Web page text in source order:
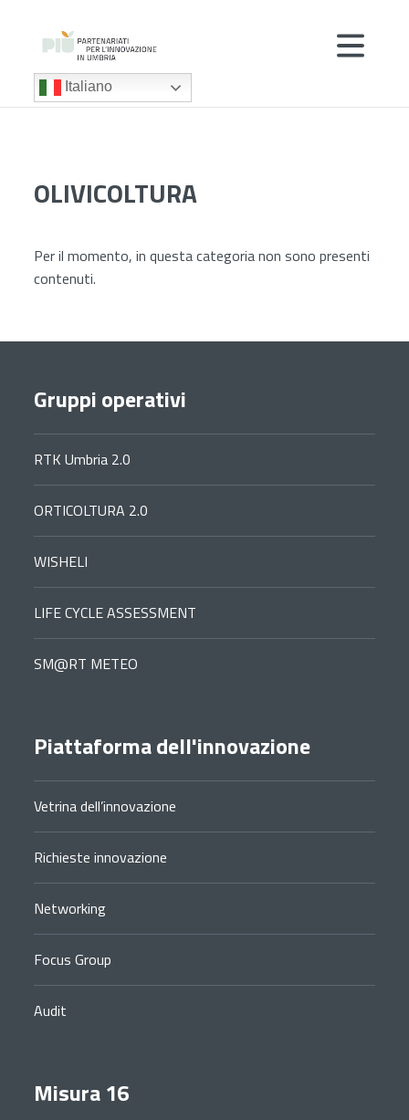
Italiano
OLIVICOLTURA
Per il momento, in questa categoria non sono presenti
contenuti.
Gruppi operativi
RTK Umbria 2.0
ORTICOLTURA 2.0
WISHELI
LIFE CYCLE ASSESSMENT
SM@RT METEO
Piattaforma dell'innovazione
Vetrina dell’innovazione
Richieste innovazione
Networking
Focus Group
Audit
Misura 16